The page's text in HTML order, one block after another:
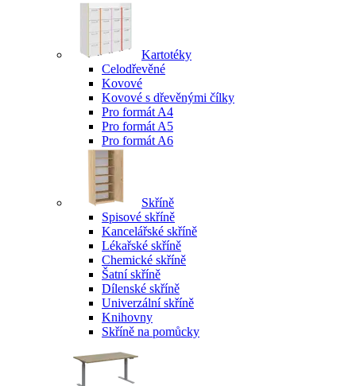
Kartotéky
Celodřevěné
Kovové
Kovové s dřevěnými čílky
Pro formát A4
Pro formát A5
Pro formát A6
Skříně
Spisové skříně
Kancelářské skříně
Lékařské skříně
Chemické skříně
Šatní skříně
Dílenské skříně
Univerzální skříně
Knihovny
Skříně na pomůcky